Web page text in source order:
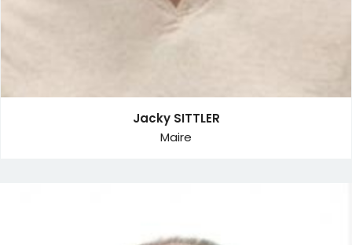
Intercommunal des Eaux de la Plaine de l'Ill
Jacky SITTLER
Maire